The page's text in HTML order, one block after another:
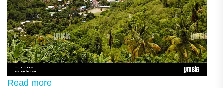
Read more